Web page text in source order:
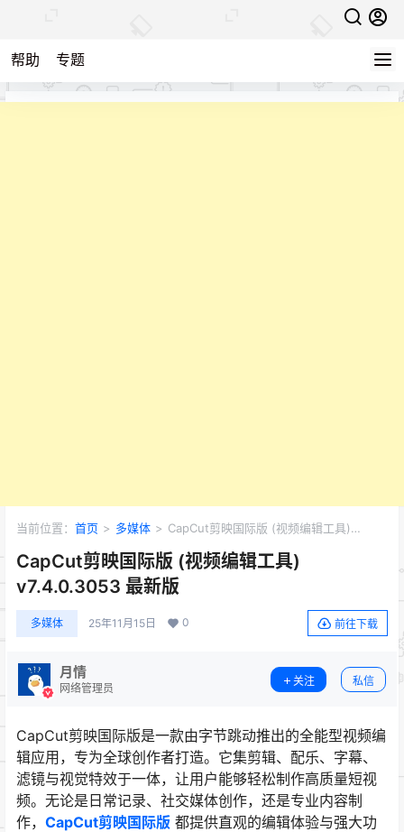
帮助 专题
当前位置： 首页 > 多媒体 > CapCut剪映国际版 (视频编辑工具)
CapCut剪映国际版 (视频编辑工具)
v7.4.0.3053 最新版
多媒体 25年11月15日 0 前往下载
月情
网络管理员
关注 私信
CapCut剪映国际版是一款由字节跳动推出的全能型视频编
辑应用，专为全球创作者打造。它集剪辑、配乐、字幕、
滤镜与视觉特效于一体，让用户能够轻松制作高质量短视
频。无论是日常记录、社交媒体创作，还是专业内容制
作， CapCut剪映国际版 都提供直观的编辑体验与强大功